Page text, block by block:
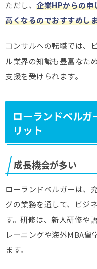
ただし、 企業HPからの申
高くなるのでおすすめし
コンサルへの転職では、
ル業界の知識も豊富なた
支援を受けられます。
ローランドベル
リット
成長機会が多い
ローランドベルガーは、
グの業務を通して、ビジ
す。研修は、新人研修や
レーニングや海外MBA留
ます。